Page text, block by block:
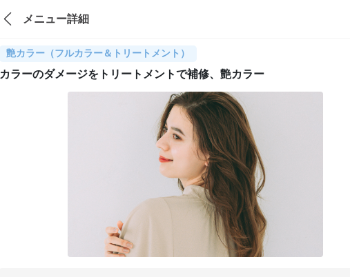
メニュー詳細
艶カラー（フルカラー＆トリートメント）
カラーのダメージをトリートメントで補修、艶カラー